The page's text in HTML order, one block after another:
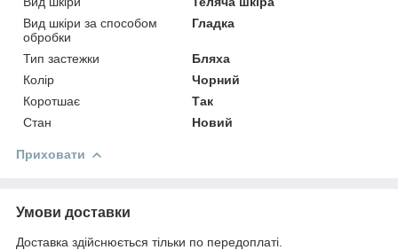
Вид шкіри за способом
обробки
Гладка
Тип застежки
Бляха
Колір
Чорний
Коротшає
Так
Стан
Новий
Приховати
Умови доставки
Доставка здійснюється тільки по передоплаті.